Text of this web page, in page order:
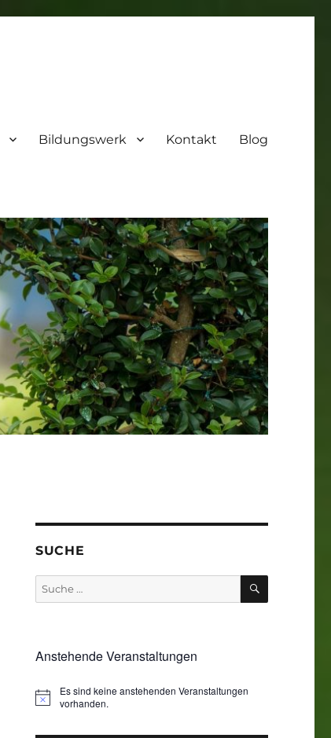
Bildungswerk Kontakt Blog
SUCHE
Suche
nach:
SUCHEN
Anstehende Veranstaltungen
Es sind keine anstehenden Veranstaltungen
vorhanden.